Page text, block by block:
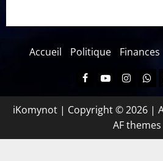
Accueil Politique Finances
iKomynot | Copyright © 2026 |
AF themes